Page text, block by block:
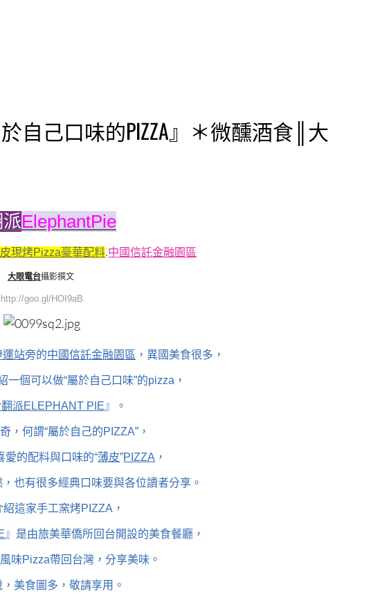
於自己口味的PIZZA』＊微醺酒食║大
ElephantPie
現烤Pizza豪華配料.中國信託金融園區
大眼電台攝影撰文
http://goo.gl/HOI9aB
運站旁的中國信託金融園區 ，異國美食很多，
一個可以做“屬於自己口味”的pizza，
派ELEPHANT PIE 』。
，何謂“屬於自己的PIZZA”，
愛的配料與口味的“薄皮”PIZZA ，
，也有很多經典口味要與各位讀者分享。
這家手工窯烤PIZZA，
』是由旅美華僑所回台開設的美食餐廳，
味Pizza帶回台灣，分享美味。
美食圖多，敬請享用。